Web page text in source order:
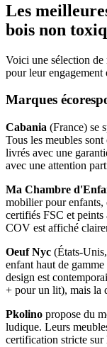
Les
bois non
Voici une sélection de
pour leur engagement
Marques
Cabania (France) se
Tous les meubles
livrés avec une
avec une attention
Ma Chambre
mobilier pour enfants,
certifiés FSC et peints
COV est affiché
Oeuf Nyc (États-
enfant haut de
design est
+ pour un lit), mais la
Pkolino propose du
ludique. Leurs
certification stricte sur